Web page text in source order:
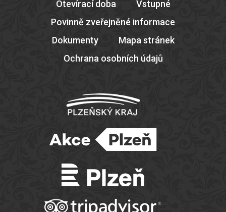
Otevírací doba
Vstupné
Povinně zveřejněné informace
Dokumenty
Mapa stránek
Ochrana osobních údajů